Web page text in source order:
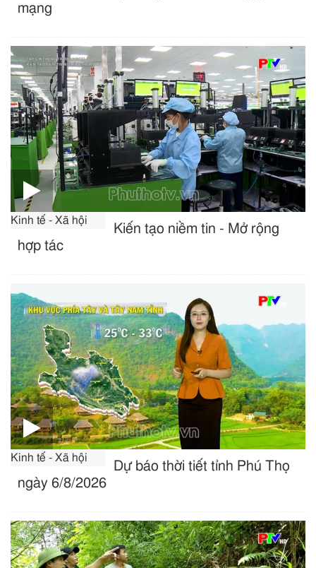
mạng
Kinh tế - Xã hội
Kiến tạo niềm tin - Mở rộng
hợp tác
Kinh tế - Xã hội
Dự báo thời tiết tỉnh Phú Thọ
ngày 6/8/2026